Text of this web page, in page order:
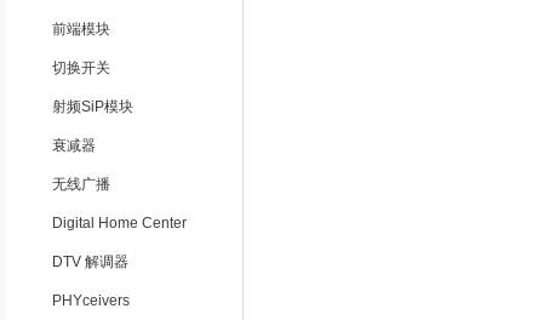
前端模块
切换开关
射频SiP模块
衰减器
无线广播
Digital Home Center
DTV 解调器
PHYceivers